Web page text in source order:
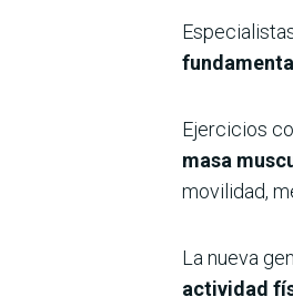
fundamental
Ejercicios
masa
movilidad,
La nueva
actividad